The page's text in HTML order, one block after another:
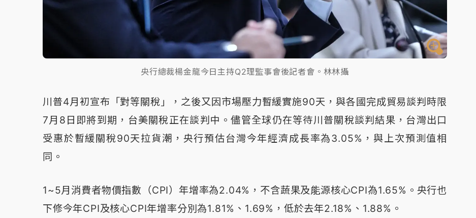
央行總裁楊金龍今日主持Q2理監事會後記者會。林林攝
川普4月初宣布「對等關稅」，之後又因市場壓力暫緩實施90天，與各國完成貿易談判時限
7月8日即將到期，台美關稅正在談判中。儘管全球仍在等待川普關稅談判結果，台灣出口
受惠於暫緩關稅90天拉貨潮，央行預估台灣今年經濟成長率為3.05%，與上次預測值相
同。
1~5月消費者物價指數（CPI）年增率為2.04%，不含蔬果及能源核心CPI為1.65%。央行也
下修今年CPI及核心CPI年增率分別為1.81%、1.69%，低於去年2.18%、1.88%。